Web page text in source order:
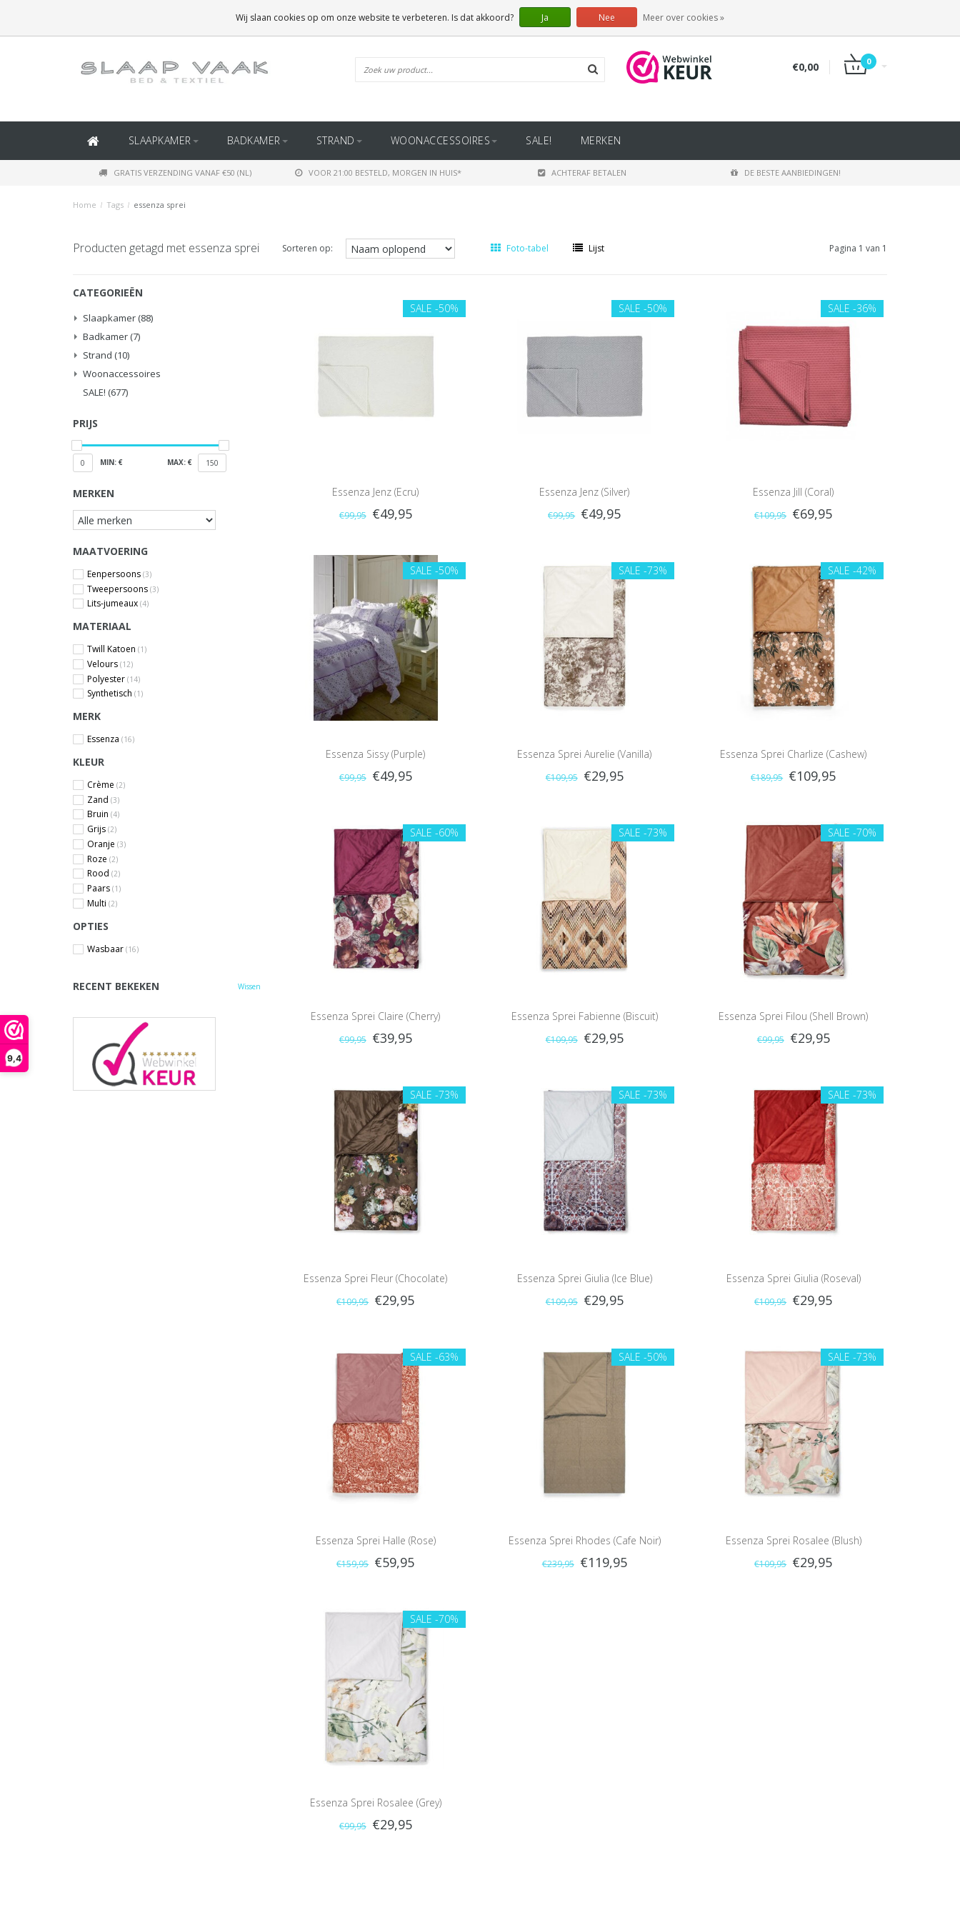
9,4
(BINNEN BELGIË)
€0,00 0
SLAAPKAMER BADKAMER STRAND WOONACCESSOIRES SALE! MERKEN
GRATIS VERZENDING VANAF €50 (NL) VOOR 21:00 BESTELD, MORGEN IN HUIS* ACHTERAF BETALEN DE BESTE AANBIEDINGEN!
Home / Tags / essenza sprei
Producten getagd met essenza sprei Sorteren op: Foto-tabel Lijst Pagina 1 van 1
CATEGORIEËN
Slaapkamer (88)
Badkamer (7)
Strand (10)
Woonaccessoires
SALE! (677)
PRIJS
0 MIN: € MAX: € 150
MERKEN
MAATVOERING
Eenpersoons (3)
Tweepersoons (3)
Lits-jumeaux (4)
MATERIAAL
Twill Katoen (1)
Velours (12)
Polyester (14)
Synthetisch (1)
MERK
Essenza (16)
KLEUR
Crème (2)
Zand (3)
Bruin (4)
Grijs (2)
Oranje (3)
Roze (2)
Rood (2)
Paars (1)
Multi (2)
OPTIES
Wasbaar (16)
RECENT BEKEKEN Wissen
SALE -50%
Essenza Jenz (Ecru)
€99,95 €49,95
SALE-50%
Essenza Jenz (Silver)
€99,95 €49,95
SALE -36%
Essenza Jill (Coral)
€109,95 €69,95
SALE -50%
Essenza Sissy (Purple)
€99,95 €49,95
SALE-73%
Essenza Sprei Aurelie (Vanilla)
€109,95 €29,95
SALE -42%
Essenza Sprei Charlize (Cashew)
€189,95 €109,95
SALE -60%
Essenza Sprei Claire (Cherry)
€99,95 €39,95
SALE-73%
Essenza Sprei Fabienne (Biscuit)
€109,95 €29,95
SALE -70%
Essenza Sprei Filou (Shell Brown)
€99,95 €29,95
SALE -73%
Essenza Sprei Fleur (Chocolate)
€109,95 €29,95
SALE-73%
Essenza Sprei Giulia (Ice Blue)
€109,95 €29,95
SALE -73%
Essenza Sprei Giulia (Roseval)
€109,95 €29,95
SALE -63%
Essenza Sprei Halle (Rose)
€159,95 €59,95
SALE-50%
Essenza Sprei Rhodes (Cafe Noir)
€239,95 €119,95
SALE -73%
Essenza Sprei Rosalee (Blush)
€109,95 €29,95
SALE -70%
Essenza Sprei Rosalee (Grey)
€99,95 €29,95
Wij slaan cookies op om onze website te verbeteren. Is dat akkoord? Ja Nee Meer over cookies »